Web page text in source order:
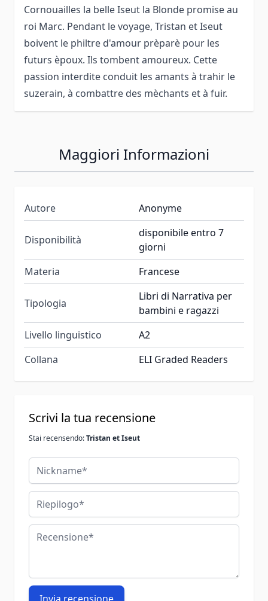
Cornouailles la belle Iseut la Blonde promise au
roi Marc. Pendant le voyage, Tristan et Iseut
boivent le philtre d'amour prèparè pour les
futurs èpoux. Ils tombent amoureux. Cette
passion interdite conduit les amants à trahir le
suzerain, à combattre des mèchants et à fuir.
Maggiori Informazioni
Autore Anonyme
Disponibilità
disponibile entro 7
giorni
Materia
Francese
Tipologia
Libri di Narrativa per
bambini e ragazzi
Livello linguistico
A2
Collana
ELI Graded Readers
Scrivi la tua recensione
Stai recensendo:Tristan et Iseut
Nickname
Riepilogo
Recensione